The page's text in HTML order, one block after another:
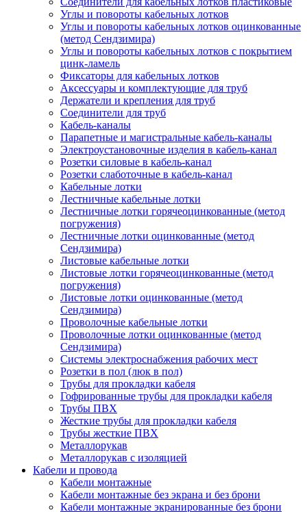
Углы и повороты кабельных лотков
Углы и повороты кабельных лотков оцинкованные
(метод Сендзимира)
Углы и повороты кабельных лотков с покрытием
цинк-ламель
Фиксаторы для кабельных лотков
Аксессуары и комплектующие для труб
Держатели и крепления для труб
Соединители для труб
Кабель-каналы
Парапетные и магистральные кабель-каналы
Электроустановочные изделия в кабель-канал
Розетки силовые в кабель-канал
Розетки слаботочные в кабель-канал
Кабельные лотки
Лестничные кабельные лотки
Лестничные лотки горячеоцинкованные (метод
погружения)
Лестничные лотки оцинкованные (метод
Сендзимира)
Листовые кабельные лотки
Листовые лотки горячеоцинкованные (метод
погружения)
Листовые лотки оцинкованные (метод
Сендзимира)
Проволочные кабельные лотки
Проволочные лотки оцинкованные (метод
Сендзимира)
Системы электроснабжения рабочих мест
Розетки в пол (люк в пол)
Трубы для прокладки кабеля
Гофрированные трубы для прокладки кабеля
Трубы ПВХ
Жесткие трубы для прокладки кабеля
Трубы жесткие ПВХ
Металлорукав
Металлорукав с изоляцией
Кабели и провода
Кабели монтажные
Кабели монтажные без экрана и без брони
Кабели монтажные экранированные без брони